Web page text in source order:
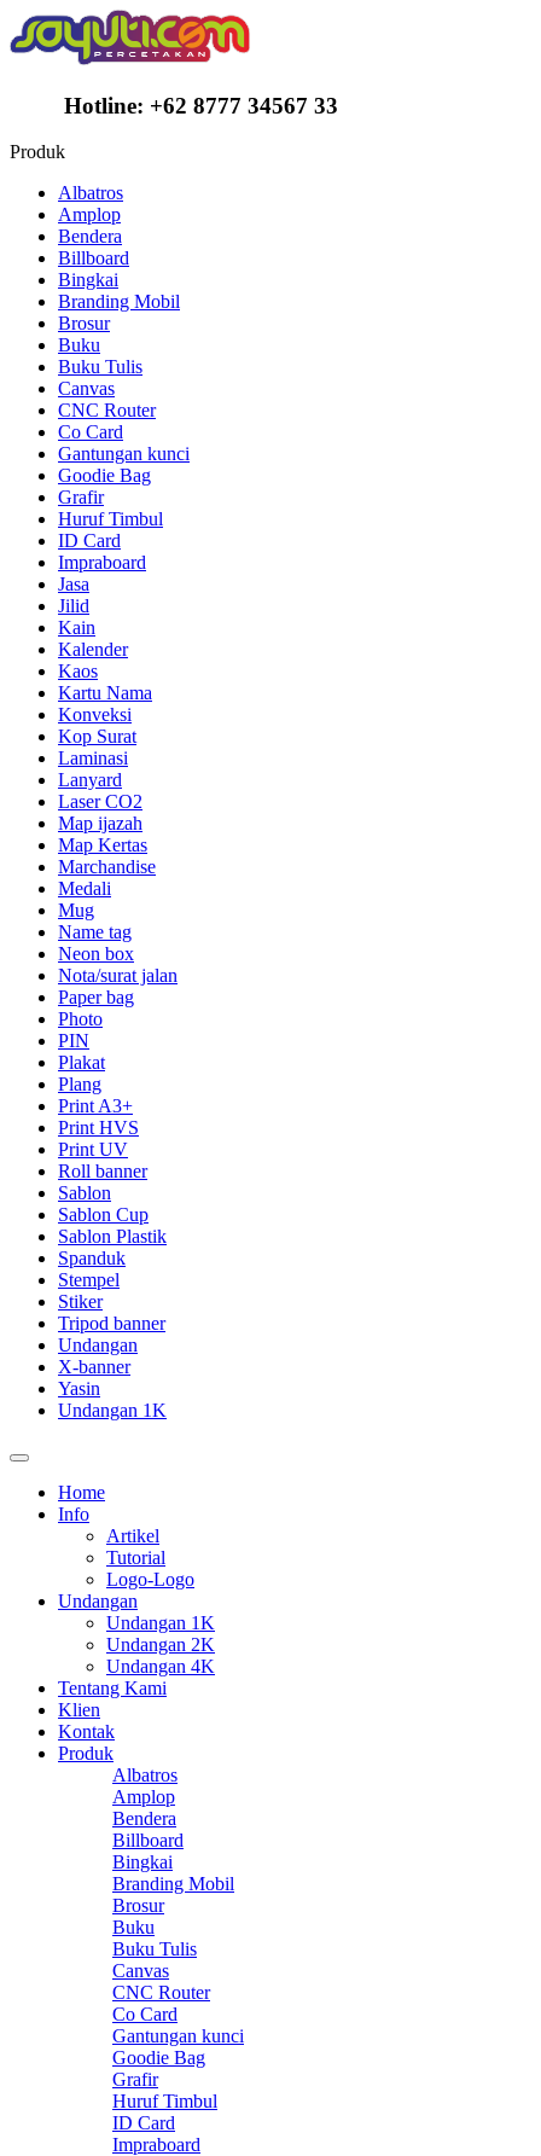
Hotline: +62 8777 34567 33
Produk
Albatros
Amplop
Bendera
Billboard
Bingkai
Branding Mobil
Brosur
Buku
Buku Tulis
Canvas
CNC Router
Co Card
Gantungan kunci
Goodie Bag
Grafir
Huruf Timbul
ID Card
Impraboard
Jasa
Jilid
Kain
Kalender
Kaos
Kartu Nama
Konveksi
Kop Surat
Laminasi
Lanyard
Laser CO2
Map ijazah
Map Kertas
Marchandise
Medali
Mug
Name tag
Neon box
Nota/surat jalan
Paper bag
Photo
PIN
Plakat
Plang
Print A3+
Print HVS
Print UV
Roll banner
Sablon
Sablon Cup
Sablon Plastik
Spanduk
Stempel
Stiker
Tripod banner
Undangan
X-banner
Yasin
Undangan 1K
Home
Info
Artikel
Tutorial
Logo-Logo
Undangan
Undangan 1K
Undangan 2K
Undangan 4K
Tentang Kami
Klien
Kontak
Produk
Albatros
Amplop
Bendera
Billboard
Bingkai
Branding Mobil
Brosur
Buku
Buku Tulis
Canvas
CNC Router
Co Card
Gantungan kunci
Goodie Bag
Grafir
Huruf Timbul
ID Card
Impraboard